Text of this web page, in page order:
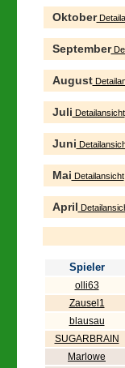
Oktober
September
August
Juli Detailansicht
Juni
Mai Detailansicht
April
Spieler
olli63
Zausel1
blausau
SUGARBRAIN
Marlowe